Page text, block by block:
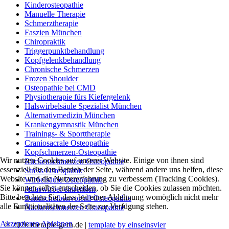
Kinderosteopathie
Manuelle Therapie
Schmerztherapie
Faszien München
Chiropraktik
Triggerpunktbehandlung
Kopfgelenkbehandlung
Chronische Schmerzen
Frozen Shoulder
Osteopathie bei CMD
Physiotherapie fürs Kiefergelenk
Halswirbelsäule Spezialist München
Alternativmedizin München
Krankengymnastik München
Trainings- & Sporttherapie
Craniosacrale Osteopathie
Kopfschmerzen-Osteopathie
Rückenschmerzen Osteopathie
Stress Osteopathie
Wirbelsäule Osteopathie
Atlaswirbel einrenken
Bandscheibenvorfall Osteopathie
Nackenschmerzen Osteopathie
© 2026 therapie-gern.de | template by einseinsvier
Wir nutzen Cookies auf unserer Website. Einige von ihnen sind
essenziell für den Betrieb der Seite, während andere uns helfen, diese
Website und die Nutzererfahrung zu verbessern (Tracking Cookies).
Sie können selbst entscheiden, ob Sie die Cookies zulassen möchten.
Bitte beachten Sie, dass bei einer Ablehnung womöglich nicht mehr
alle Funktionalitäten der Seite zur Verfügung stehen.
AkzeptierenAblehnen